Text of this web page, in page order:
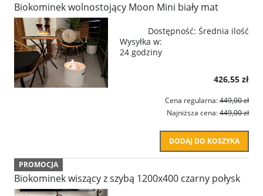
Biokominek wolnostojący Moon Mini biały mat
Dostępność: Średnia ilość
Wysyłka w:
24 godziny
426,55 zł
Cena regularna:449,00 zł
Najniższa cena:449,00 zł
DODAJ DO KOSZYKA
Biokominek wiszący z szybą 1200x400 czarny połysk
PROMOCJA